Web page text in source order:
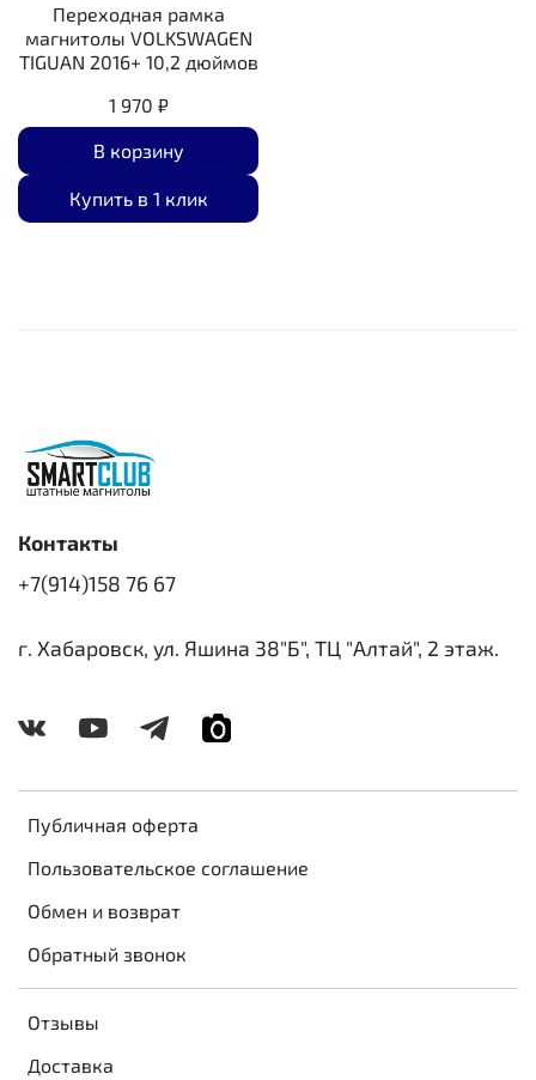
Переходная рамка
магнитолы VOLKSWAGEN
TIGUAN 2016+ 10,2 дюймов
1 970 ₽
В корзину
Купить в 1 клик
Публичная оферта
Пользовательское соглашение
Обмен и возврат
Обратный звонок
Отзывы
Доставка
Контакты
+7(914)158 76 67
г. Хабаровск, ул. Яшина 38"Б", ТЦ "Алтай", 2 этаж.